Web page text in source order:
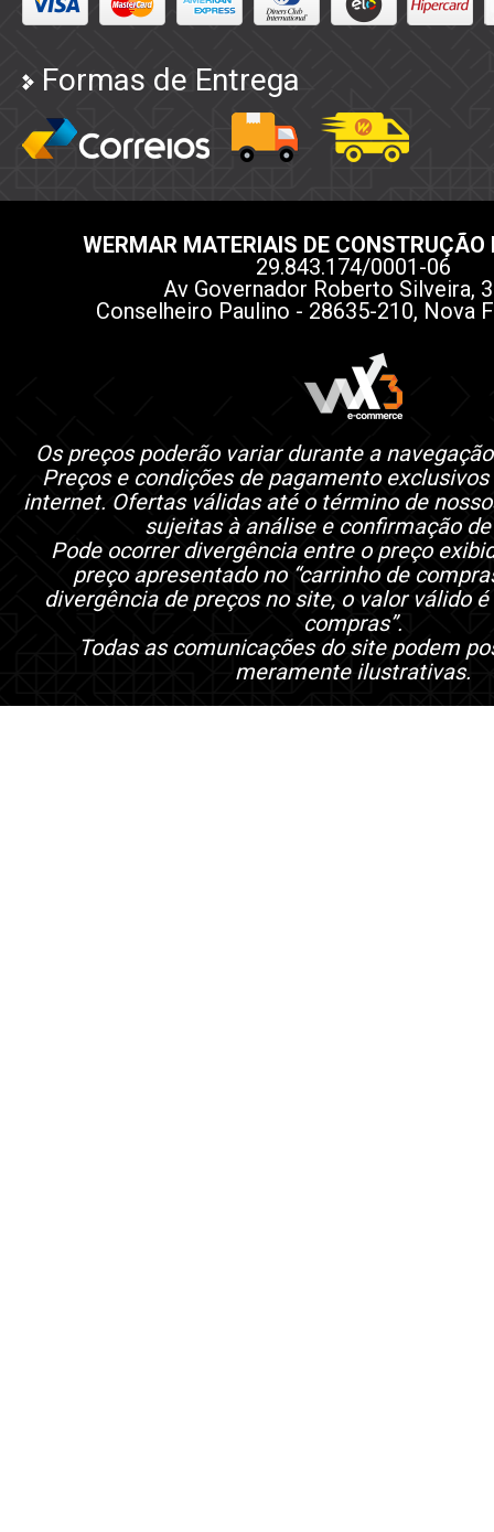
Formas de Entrega
WERMAR MATERIAIS DE CONSTRUÇÃO
29.843.174/0001-06
Av Governador Roberto Silveira,
Conselheiro Paulino - 28635-210, Nova
Os preços poderão variar durante a
Preços e condições de pagamento
internet. Ofertas válidas até o término de
sujeitas à análise e confirmação
Pode ocorrer divergência entre o preço
preço apresentado no “carrinho de
divergência de preços no site, o valor válido é
compras”.
Todas as comunicações do site podem
meramente ilustrativas.